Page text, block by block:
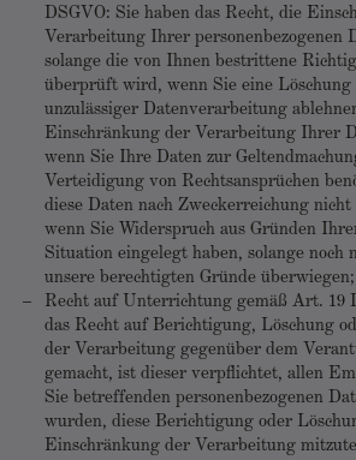
DSGVO: Sie haben das Recht, die
Verarbeitung Ihrer personenbezogenen
solange die von Ihnen bestrittene
überprüft wird, wenn Sie eine
unzulässiger Datenverarbeitung
Einschränkung der Verarbeitung Ihrer
wenn Sie Ihre Daten zur
Verteidigung von Rechtsansprüchen
diese Daten nach Zweckerreichung
wenn Sie Widerspruch aus Gründen
Situation eingelegt haben, solange noch
unsere berechtigten Gründe überwiegen;
Recht auf Unterrichtung gemäß Art. 19
das Recht auf Berichtigung, Löschung
der Verarbeitung gegenüber dem
gemacht, ist dieser verpflichtet, allen
Sie betreffenden personenbezogenen
wurden, diese Berichtigung oder
Einschränkung der Verarbeitung